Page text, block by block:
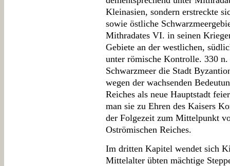
Kleinasien, sondern erstreckte
sowie östliche
Mithradates VI. in seinen
Gebiete an der westlichen,
unter römische Kontrolle. 330
Schwarzmeer die Stadt
wegen der wachsenden
Reiches als neue Hauptstadt
man sie zu Ehren des Kaisers
der Folgezeit zum Mittelpunkt
Oströmischen Reiches.
Im dritten Kapitel wendet sich
Mittelalter übten mächtige